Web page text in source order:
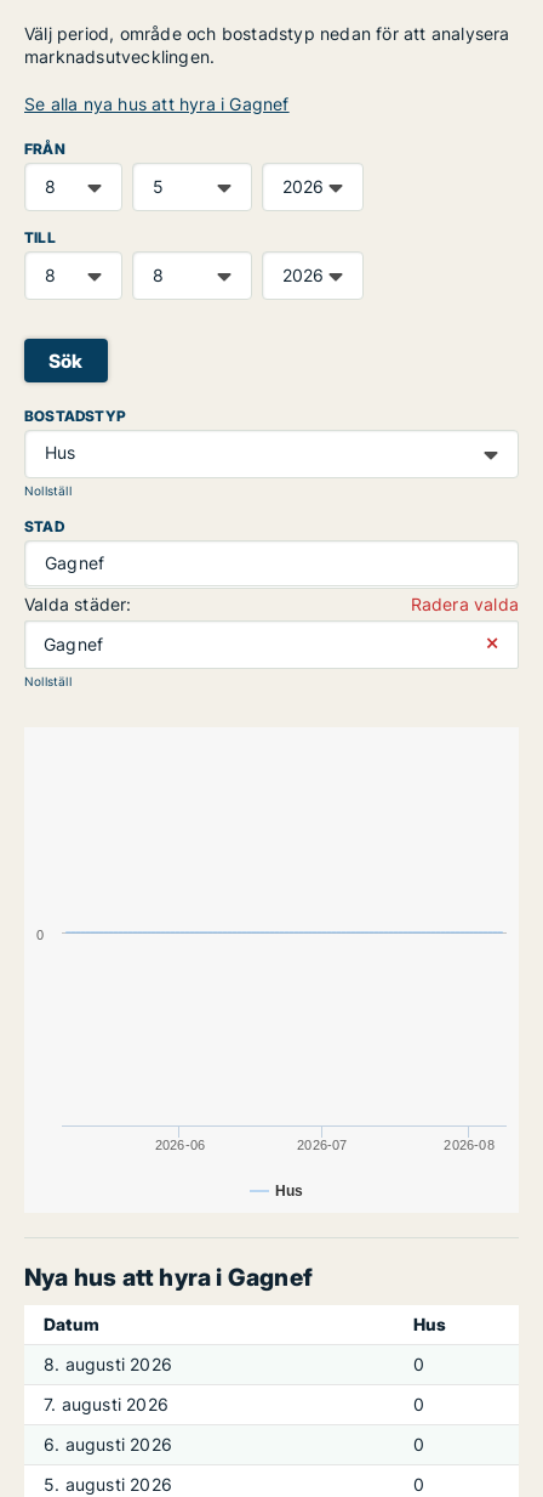
Välj period, område och bostadstyp nedan för att analysera
marknadsutvecklingen.
Se alla nya hus att hyra i Gagnef
FRÅN
TILL
Sök
BOSTADSTYP
Hus
Nollställ
STAD
Gagnef
Valda städer:
Radera valda
Gagnef
⨯
Nollställ
Hus
2026-06 2026-07 2026-08
0
Nya hus att hyra i Gagnef
Datum
Hus
8. augusti 2026
0
7. augusti 2026
0
6. augusti 2026
0
5. augusti 2026
0